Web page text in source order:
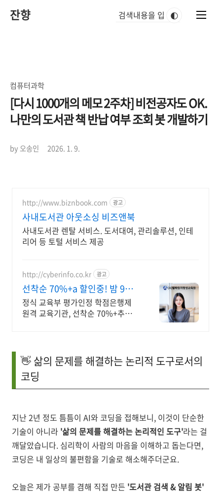
잔향 🌓
컴퓨터과학
[다시 1000개의 메모 2주차] 비전공자도 OK.
나만의 도서관 책 반납 여부 조회 봇 개발하기
by 오송인 2026. 1. 9.
http://www.biznbook.com 광고
사내도서관 아웃소싱 비즈앤북
사내도서관 렌탈 서비스. 도서대여, 관리솔루션, 인테
리어 등 토털 서비스 제공
http://cyberinfo.co.kr 광고
선착순 70%+a 할인중! 밤 9시
까지 상담가능!
정식 교육부 평가인정 학점은행제
원격 교육기관, 선착순 70%+추가
👋 삶의 문제를 해결하는 논리적 도구로서의
코딩
지난 2년 정도 틈틈이 AI와 코딩을 접해보니, 이것이 단순한
기술이 아니라 '삶의 문제를 해결하는 논리적인 도구'라는 걸
깨달았습니다. 심리학이 사람의 마음을 이해하고 돕는다면,
코딩은 내 일상의 불편함을 기술로 해소해주더군요.
오늘은 제가 공부를 겸해 직접 만든 '도서관 검색 & 알림 봇'